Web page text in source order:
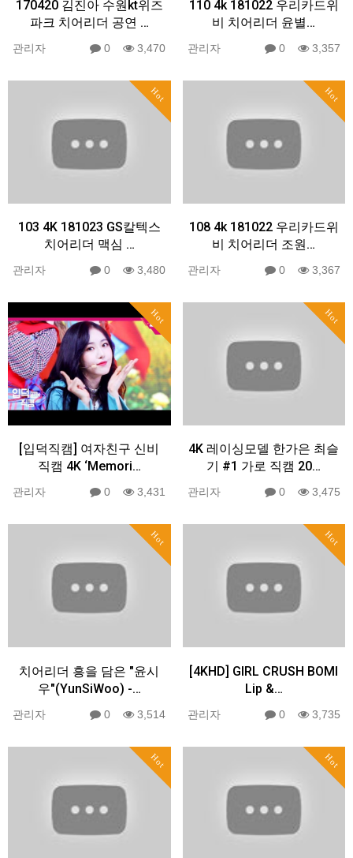
170420 김진아 수원kt위즈
파크 치어리더 공연 …
관리자 0 3,470
110 4k 181022 우리카드위
비 치어리더 윤별…
관리자 0 3,357
Hot
103 4K 181023 GS칼텍스
치어리더 맥심 …
관리자 0 3,480
Hot
108 4k 181022 우리카드위
비 치어리더 조원…
관리자 0 3,367
Hot
[입덕직캠] 여자친구 신비
직캠 4K ‘Memori…
관리자 0 3,431
Hot
4K 레이싱모델 한가은 최슬
기 #1 가로 직캠 20…
관리자 0 3,475
Hot
치어리더 흥을 담은 "윤시
우"(YunSiWoo) -…
관리자 0 3,514
Hot
[4KHD] GIRL CRUSH BOMI
Lip &…
관리자 0 3,735
Hot Hot